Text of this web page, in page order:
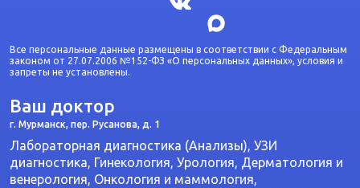
Все персональные данные размещены в соответствии с Федеральным
законом от 27.07.2006 №152-ФЗ «О персональных данных», условия и
запреты не установлены.
Ваш доктор
г. Мурманск, пер. Русанова, д. 1
Лабораторная диагностика (Анализы), УЗИ
диагностика, Гинекология, Урология, Дерматология и
венерология, Онкология и маммология,